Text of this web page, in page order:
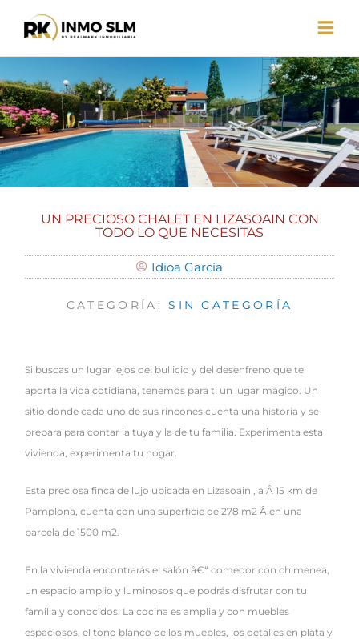
UN PRECIOSO CHALET EN LIZASOAIN CON
TODO LO QUE NECESITAS
Idioa García
CATEGORÍA:SIN CATEGORÍA
Si buscas un lugar lejos del bullicio y del desenfreno que te
aporta la vida cotidiana, tenemos para ti un lugar mágico. Un
sitio donde cada uno de sus rincones cuenta una historia y se
prepara para contar la tuya y la de tu familia. Experimenta esta
vivienda, experimenta tu hogar.
Esta preciosa finca de lujo ubicada en Lizasoain , a Â 15 km de
Pamplona, cuenta con una superficie de 278 m2 Â en una
parcela de 1500 m2.
En la vivienda encontrarás el salón â€“ comedor con chimenea,
un espacio amplio y luminosos que podrás disfrutar con tu
familia y conocidos. La cocina es amplia y con muebles
espaciosos, el tono blanco de los muebles, los detalles en plata y